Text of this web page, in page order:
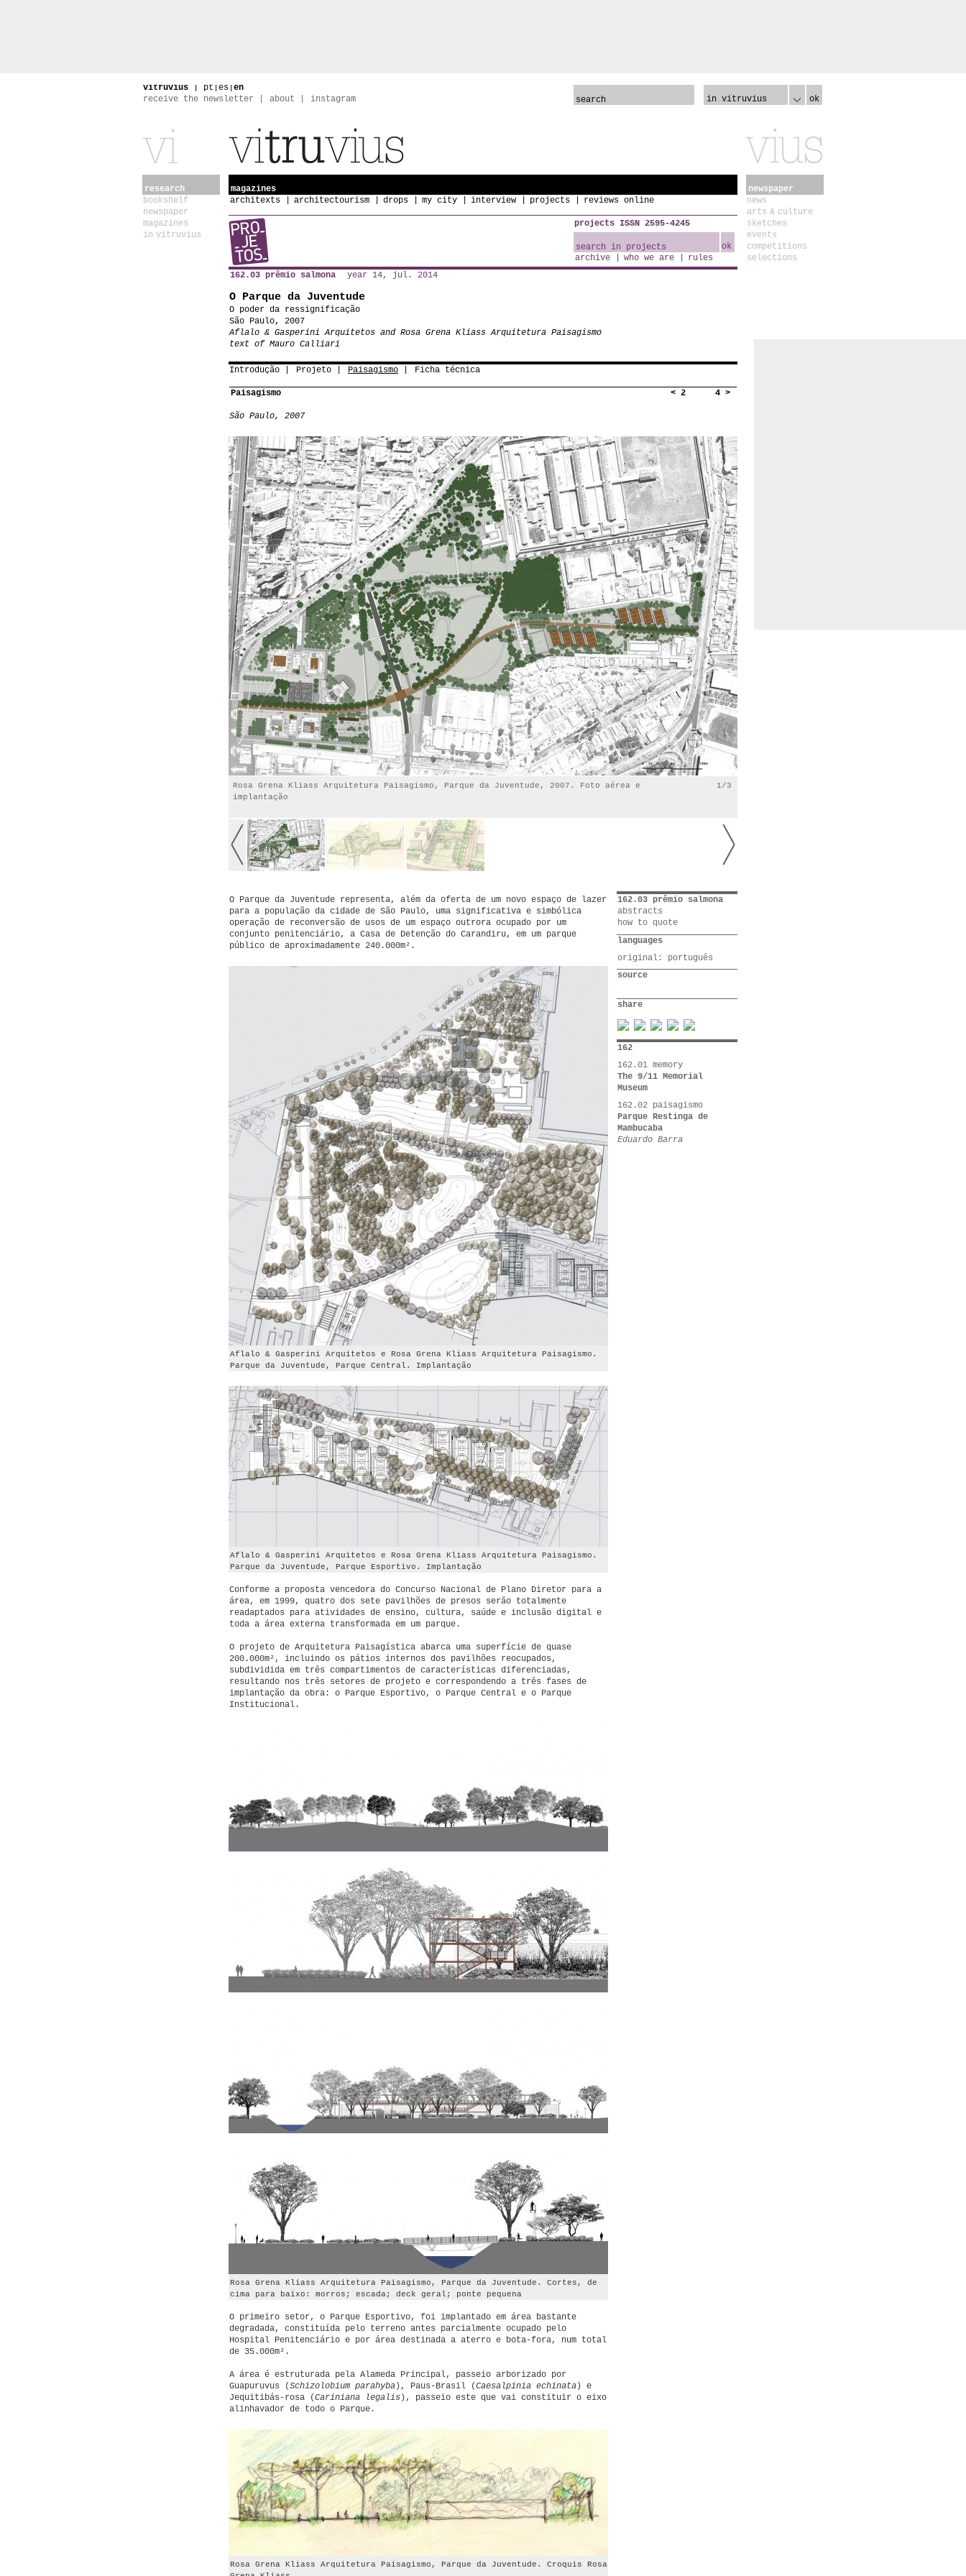
vitruvius | pt | es | en
receive the newsletter
about instagram in vitruvius ok
research
bookshelf
newspaper
magazines
in vitruvius
magazines
architexts
architectourism drops my city interview projects reviews online
projects ISSN 2595-4245
ok
archive
who we are
rules
162.03 prêmio salmona
year 14, jul. 2014
O Parque da Juventude
O poder da ressignificação
São Paulo, 2007
Aflalo & Gasperini Arquitetos and Rosa Grena Kliass Arquitetura Paisagismo
text of Mauro Calliari
Introdução Projeto Paisagismo Ficha técnica
Paisagismo < 2 4 >
São Paulo, 2007
Rosa Grena Kliass Arquitetura Paisagismo, Parque da Juventude, 2007. Foto aérea e
implantação
1/3
O Parque da Juventude representa, além da oferta de um novo espaço de lazer
para a população da cidade de São Paulo, uma significativa e simbólica
operação de reconversão de usos de um espaço outrora ocupado por um
conjunto penitenciário, a Casa de Detenção do Carandiru, em um parque
público de aproximadamente 240.000m².
Aflalo & Gasperini Arquitetos e Rosa Grena Kliass Arquitetura Paisagismo.
Parque da Juventude, Parque Central. Implantação
Aflalo & Gasperini Arquitetos e Rosa Grena Kliass Arquitetura Paisagismo.
Parque da Juventude, Parque Esportivo. Implantação
Conforme a proposta vencedora do Concurso Nacional de Plano Diretor para a
área, em 1999, quatro dos sete pavilhões de presos serão totalmente
readaptados para atividades de ensino, cultura, saúde e inclusão digital e
toda a área externa transformada em um parque.
O projeto de Arquitetura Paisagística abarca uma superfície de quase
200.000m², incluindo os pátios internos dos pavilhões reocupados,
subdividida em três compartimentos de características diferenciadas,
resultando nos três setores de projeto e correspondendo a três fases de
implantação da obra: o Parque Esportivo, o Parque Central e o Parque
Institucional.
Rosa Grena Kliass Arquitetura Paisagismo, Parque da Juventude. Cortes, de
cima para baixo: morros; escada; deck geral; ponte pequena
O primeiro setor, o Parque Esportivo, foi implantado em área bastante
degradada, constituída pelo terreno antes parcialmente ocupado pelo
Hospital Penitenciário e por área destinada a aterro e bota-fora, num total
de 35.000m².
A área é estruturada pela Alameda Principal, passeio arborizado por
Guapuruvus (Schizolobium parahyba ), Paus-Brasil (Caesalpinia echinata ) e
Jequitibás-rosa (Cariniana legalis ), passeio este que vai constituir o eixo
alinhavador de todo o Parque.
Rosa Grena Kliass Arquitetura Paisagismo, Parque da Juventude. Croquis Rosa
162.03 prêmio salmona
abstracts
how to quote
languages
original: português
source
share
162
162.01 memory
The 9/11 Memorial
Museum
162.02 paisagismo
Parque Restinga de
Mambucaba
Eduardo Barra
newspaper
news
arts & culture
sketches
events
competitions
selections